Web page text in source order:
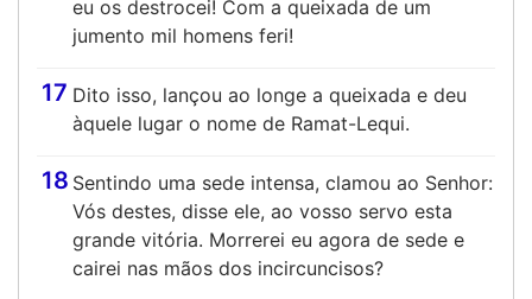
eu os destrocei! Com a queixada de um
jumento mil homens feri!
17 Dito isso, lançou ao longe a queixada e deu
àquele lugar o nome de Ramat-Lequi.
18 Sentindo uma sede intensa, clamou ao Senhor:
Vós destes, disse ele, ao vosso servo esta
grande vitória. Morrerei eu agora de sede e
cairei nas mãos dos incircuncisos?